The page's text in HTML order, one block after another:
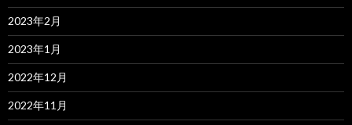
2023年2月
2023年1月
2022年12月
2022年11月